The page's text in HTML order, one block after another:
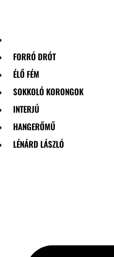
FORRÓ DRÓT
ÉLŐ FÉM
SOKKOLÓ KORONGOK
INTERJÚ
HANGERŐMŰ
LÉNÁRD LÁSZLÓ